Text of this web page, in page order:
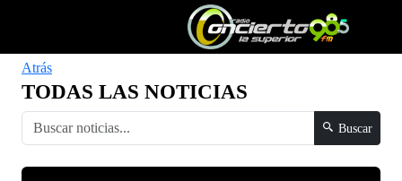
Atrás
TODAS LAS NOTICIAS
Buscar